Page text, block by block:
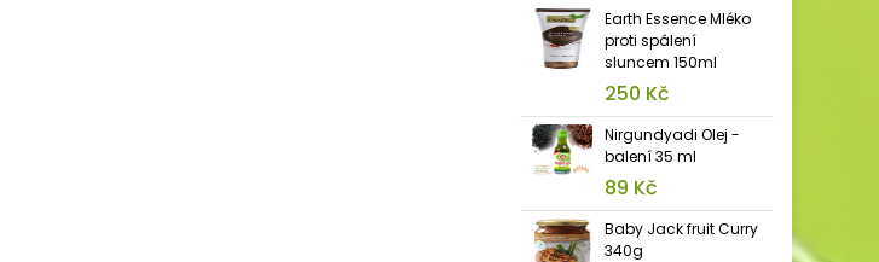
Earth Essence Mléko
proti spálení
sluncem 150ml
250 Kč
Nirgundyadi Olej -
balení 35 ml
89 Kč
Baby Jack fruit Curry
340g